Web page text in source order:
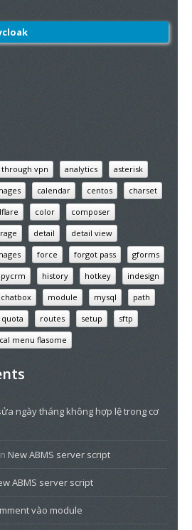
vpn analytics
asterisk
calendar centos
charset
color
composer
detail
detail view
force forgot pass
gforms
history hotkey
indesign
module mysql
path
quota routes setup
sftp
menu flasome
ngày tháng không hợp lệ trong cơ
New ABMS server script
ABMS server script
vào module